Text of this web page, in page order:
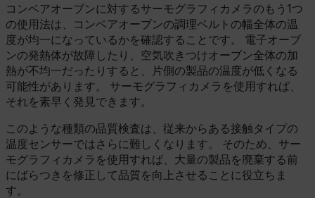
コンベアオーブンに対するサーモグラフィカメラのもう1つ
の使用法は、コンベアオーブンの調理ベルトの幅全体の温
度が均一になっているかを確認することです。 電子オーブ
ンの発熱体が故障したり、空気吹きつけオーブン全体の加
熱が不均一だったりすると、片側の製品の温度が低くなる
可能性があります。 サーモグラフィカメラを使用すれば、
それを素早く発見できます。
このような種類の品質検査は、従来からある接触タイプの
温度センサーではさらに難しくなります。 そのため、サー
モグラフィカメラを使用すれば、大量の製品を廃棄する前
にばらつきを修正して品質を向上させることに役立ちま
す。